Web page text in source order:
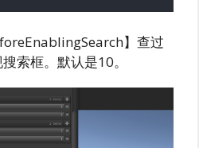
】查过
索框。默认是10。